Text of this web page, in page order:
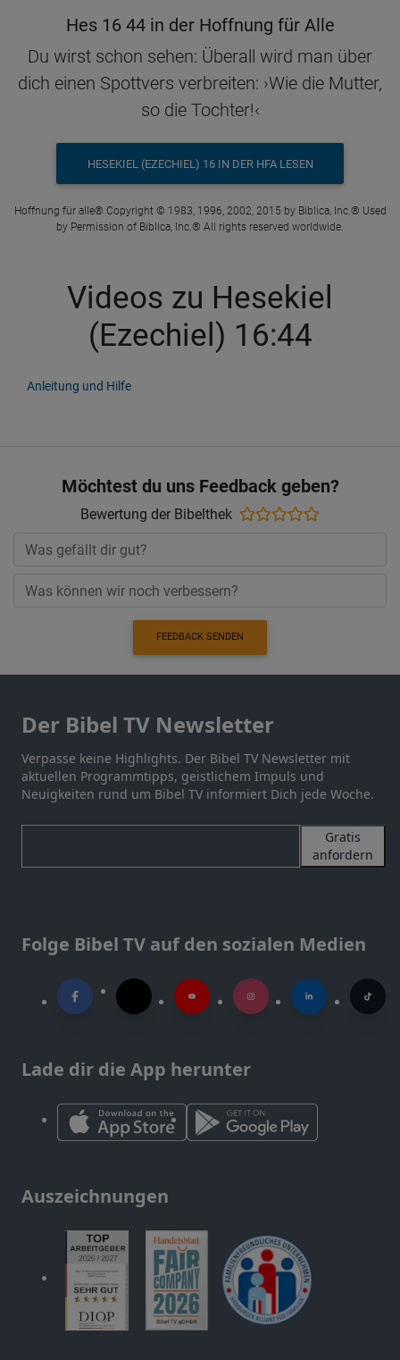
Hes 16 44 in der Hoffnung für Alle
Du wirst schon sehen: Überall wird man über
dich einen Spottvers verbreiten: ›Wie die Mutter,
so die Tochter!‹
HESEKIEL (EZECHIEL) 16 IN DER HFA LESEN
Hoffnung für alle® Copyright © 1983, 1996, 2002, 2015 by Biblica, Inc.® Used
by Permission of Biblica, Inc.® All rights reserved worldwide.
Videos zu Hesekiel
(Ezechiel) 16:44
Anleitung und Hilfe
Möchtest du uns Feedback geben?
Bewertung der Bibelthek
FEEDBACK SENDEN
Der Bibel TV Newsletter
Verpasse keine Highlights. Der Bibel TV Newsletter mit
aktuellen Programmtipps, geistlichem Impuls und
Neuigkeiten rund um Bibel TV informiert Dich jede Woche.
Gratis
anfordern
Folge Bibel TV auf den sozialen Medien
Lade dir die App herunter
Auszeichnungen